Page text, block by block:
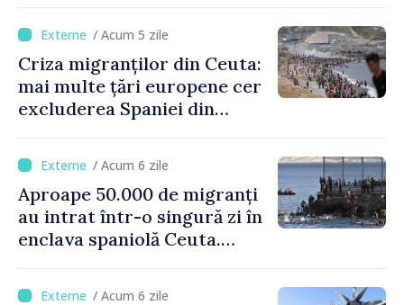
crizei migranților din Ceuta
/ Acum 5 zile
Criza migranților din Ceuta:
mai multe țări europene cer
excluderea Spaniei din
/ Acum 6 zile
Aproape 50.000 de migranți
au intrat într-o singură zi în
enclava spaniolă Ceuta.
Schengen cu Spania
/ Acum 6 zile